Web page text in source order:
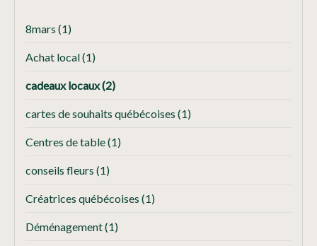
8mars (1)
Achat local(1)
cadeaux locaux(2)
cartes de souhaits québécoises (1)
Centres de table(1)
conseils fleurs (1)
Créatrices québécoises (1)
Déménagement(1)